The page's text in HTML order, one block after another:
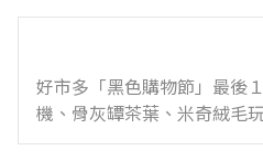
好市多「黑色購物節」最後
機、骨灰罈茶葉、米奇絨毛